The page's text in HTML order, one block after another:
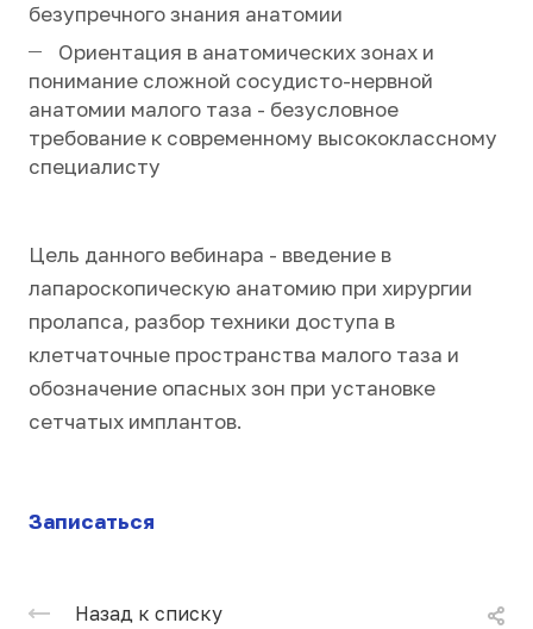
безупречного знания анатомии
Ориентация в анатомических зонах и
понимание сложной сосудисто-нервной
анатомии малого таза - безусловное
требование к современному высококлассному
специалисту
Цель данного вебинара - введение в
лапароскопическую анатомию при хирургии
пролапса, разбор техники доступа в
клетчаточные пространства малого таза и
обозначение опасных зон при установке
сетчатых имплантов.
Записаться
Назад к списку